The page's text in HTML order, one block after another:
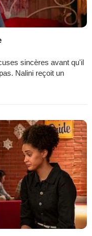
sincères avant qu'il
Nalini reçoit un